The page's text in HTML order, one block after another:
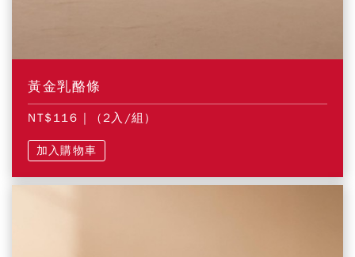
黃金乳酪條
NT$116 | (2入/組)
加入購物車